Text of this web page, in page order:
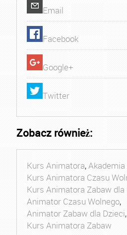
Email
Facebook
Google+
Twitter
Zobacz również:
Kurs Animatora,
Kurs Animatora Czasu
Kurs Animatora Zabaw dla
Animator Czasu Wolnego,
Animator Zabaw dla Dzieci,
Kurs Animatora Zabaw